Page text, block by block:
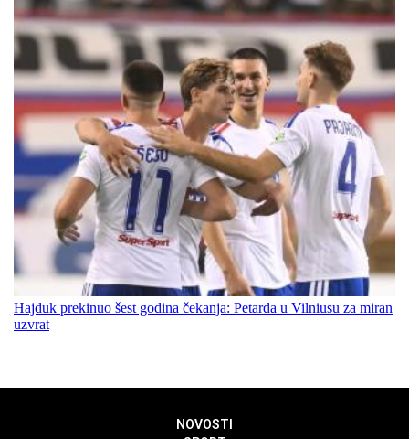
Hajduk prekinuo šest godina čekanja: Petarda u Vilniusu za miran
uzvrat
NOVOSTI